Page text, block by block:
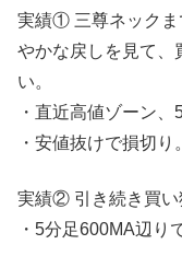
実績① 三尊ネックま
やかな戻しを見て、
い。
・直近高値ゾーン
・安値抜けで損切り。
実績② 引き続き買い
・5分足600MA辺り